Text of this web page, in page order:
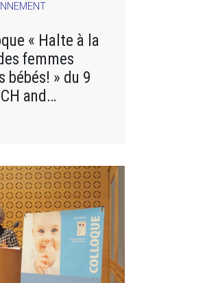
« Halte à la
femmes
bébés! » du 9
and